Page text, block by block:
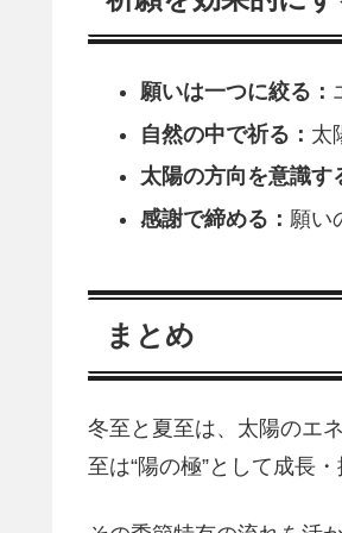
願いは一つに絞る：
自然の中で祈る： 太
太陽の方向を意識す
感謝で締める： 願い
まとめ
冬至と夏至は、太陽のエ
至は“陽の極”として成長